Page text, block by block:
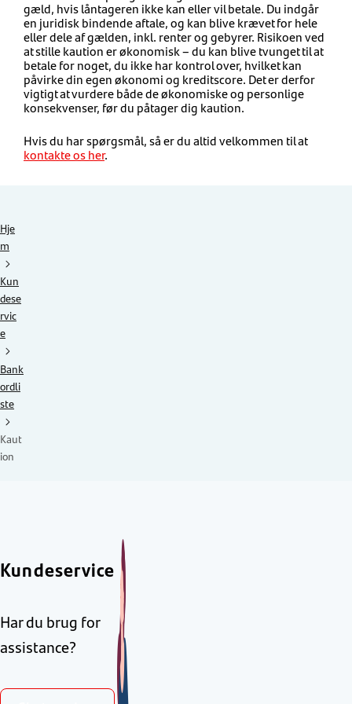
gæld, hvis låntageren ikke kan eller vil betale. Du indgår
en juridisk bindende aftale, og kan blive krævet for hele
eller dele af gælden, inkl. renter og gebyrer. Risikoen ved
at stille kaution er økonomisk – du kan blive tvunget til at
betale for noget, du ikke har kontrol over, hvilket kan
påvirke din egen økonomi og kreditscore. Det er derfor
vigtigt at vurdere både de økonomiske og personlige
konsekvenser, før du påtager dig kaution.
Hvis du har spørgsmål, så er du altid velkommen til at
kontakte os her.
Hje
m
Kun
dese
rvic
e
Bank
ordli
ste
Kaut
ion
Kundeservice
Har du brug for
assistance?